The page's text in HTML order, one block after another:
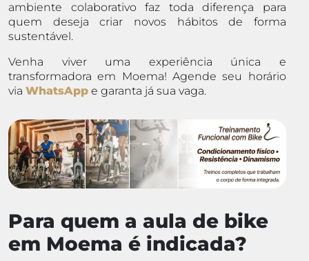
ambiente colaborativo faz toda diferença para
quem deseja criar novos hábitos de forma
sustentável.
Venha viver uma experiência única e
transformadora em Moema! Agende seu horário
via WhatsApp e garanta já sua vaga.
Para quem a aula de bike
em Moema é indicada?